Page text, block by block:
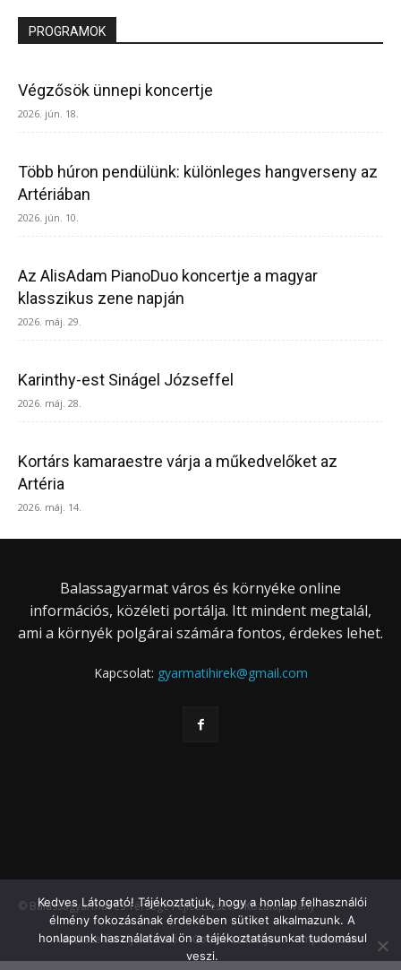
PROGRAMOK
Végzősök ünnepi koncertje
2026. jún. 18.
Több húron pendülünk: különleges hangverseny az
Artériában
2026. jún. 10.
Az AlisAdam PianoDuo koncertje a magyar
klasszikus zene napján
2026. máj. 29.
Karinthy-est Sinágel Józseffel
2026. máj. 28.
Kortárs kamaraestre várja a műkedvelőket az
Artéria
2026. máj. 14.
Balassagyarmat város és környéke online
információs, közéleti portálja. Itt mindent megtalál,
ami a környék polgárai számára fontos, érdekes lehet.
Kapcsolat: gyarmatihirek@gmail.com
© Balassagyarmat és Térsége Fejlesztéséért Közalapítvány
Adatkezelési tájékoztató Cookie szabályzat Impresszum
Kedves Látogató! Tájékoztatjuk, hogy a honlap felhasználói
élmény fokozásának érdekében sütiket alkalmazunk. A
honlapunk használatával ön a tájékoztatásunkat tudomásul
veszi.